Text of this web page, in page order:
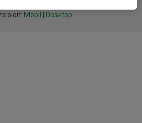
Mobil Desktop